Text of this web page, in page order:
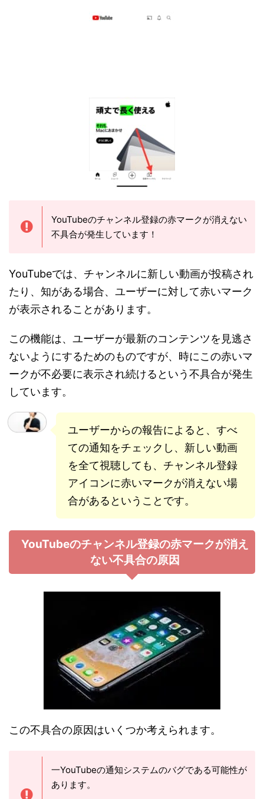
YouTubeのチャンネル登録の赤マークが消えない
不具合が発生しています！
YouTubeでは、チャンネルに新しい動画が投稿され
たり、知がある場合、ユーザーに対して赤いマーク
が表示されることがあります。
この機能は、ユーザーが最新のコンテンツを見逃さ
ないようにするためのものですが、時にこの赤いマ
ークが不必要に表示され続けるという不具合が発生
しています。
ユーザーからの報告によると、すべ
ての通知をチェックし、新しい動画
を全て視聴しても、チャンネル登録
アイコンに赤いマークが消えない場
合があるということです。
YouTubeのチャンネル登録の赤マークが消え
ない不具合の原因
この不具合の原因はいくつか考えられます。
一YouTubeの通知システムのバグである可能性が
あります。